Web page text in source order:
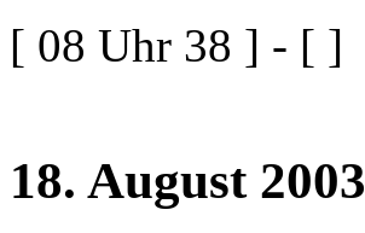
[ 08 Uhr 38 ] - [ ]
18. August 2003